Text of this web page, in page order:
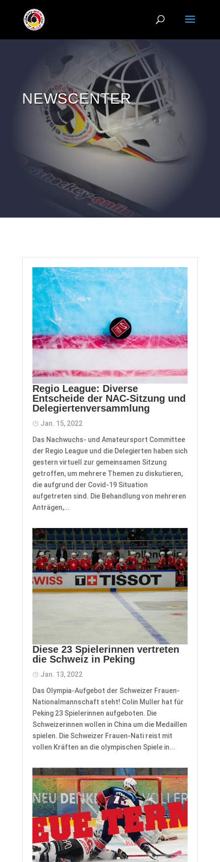
NEWSCENTER
Regio League: Diverse
Entscheide der NAC-Sitzung und
Delegiertenversammlung
Jan. 15, 2022
Das Nachwuchs- und Amateursport Committee
der Regio League und die Delegierten haben sich
gestern virtuell zur gemeinsamen Sitzung
getroffen, um mehrere Themen zu diskutieren,
die aufgrund der Covid-19 Situation
aufgetreten sind. Die Behandlung von mehreren
Anträgen,...
Diese 23 Spielerinnen vertreten
die Schweiz in Peking
Jan. 13, 2022
Das Olympia-Aufgebot der Schweizer Frauen-
Nationalmannschaft steht! Colin Muller hat für
Peking 23 Spielerinnen aufgeboten. Die
Schweizerinnen wollen in China um die Medaillen
spielen. Die Schweizer Frauen-Nati reist mit
vollen Kräften an die olympischen Spiele in...